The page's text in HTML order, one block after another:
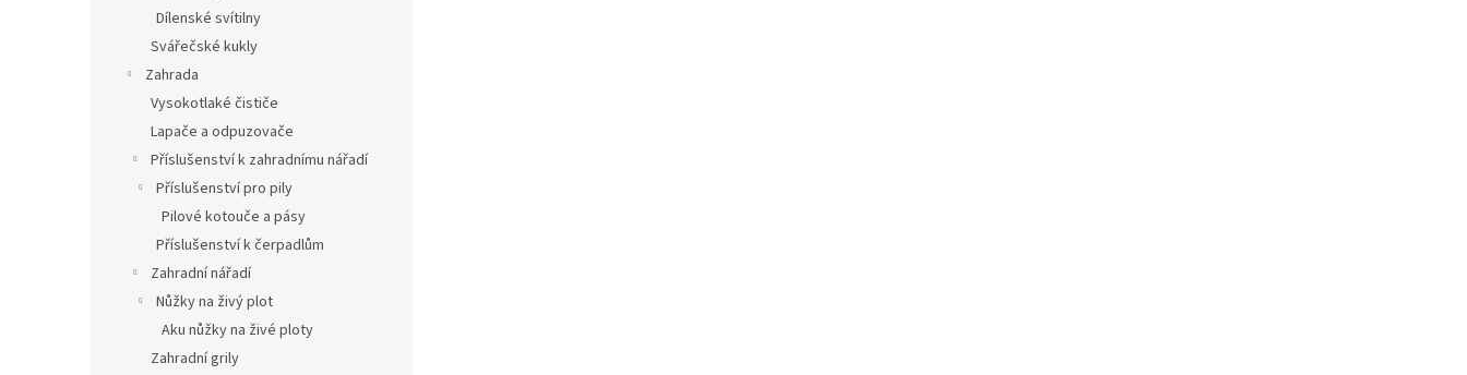
Dílenské svítilny
Svářečské kukly
Zahrada
Vysokotlaké čističe
Lapače a odpuzovače
Příslušenství k zahradnímu nářadí
Příslušenství pro pily
Pilové kotouče a pásy
Příslušenství k čerpadlům
Zahradní nářadí
Nůžky na živý plot
Aku nůžky na živé ploty
Zahradní grily